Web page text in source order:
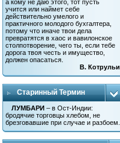
а кому не даю этого, тот пусть
учится или наймет себе
действительно умелого и
практичного молодого бухгалтера,
потому что иначе твои дела
превратятся в хаос и вавилонское
столпотворение, чего ты, если тебе
дорога твоя честь и имущество,
должен опасаться.
В. Котрульи
Старинный Термин
ЛУМБАРИ – в Ост-Индии:
бродячие торговцы хлебом, не
брезговавшие при случае и разбоем.